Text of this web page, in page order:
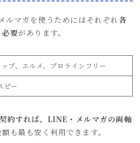
ルマガを使うためにはそれぞれ各
要があります。
プ、エルメ、プロラインフリー
ピー
約すれば、LINE・メルマガの両軸
も最も安く利用できます。